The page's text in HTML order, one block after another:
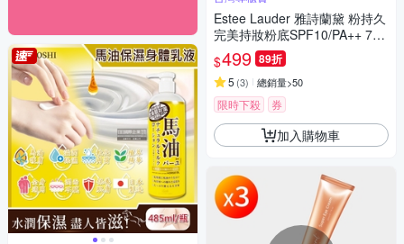
Estee Lauder 雅詩蘭黛 粉持久
完美持妝粉底SPF10/PA++ 7ml
兩入組 任選 台灣專櫃貨
$499 89折
5 (3) 總銷量>50
限時下殺 券
加入購物車